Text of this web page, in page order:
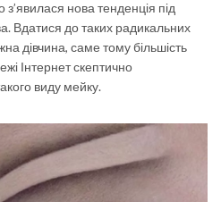
нова тенденція під
Вдатися до таких радикальних
дівчина, саме тому більшість
Інтернет скептично
виду мейку.